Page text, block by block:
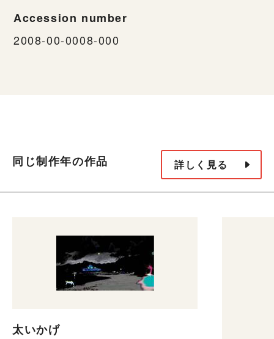
Accession number
2008-00-0008-000
同じ制作年の作品 詳しく見る
太いかげ